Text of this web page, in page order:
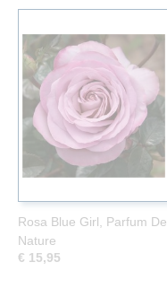
Rosa Blue Girl, Parfum De
Nature
€ 15,95